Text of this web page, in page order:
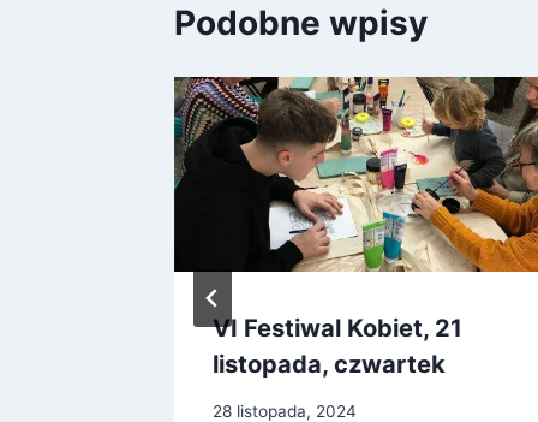
Podobne wpisy
VI Festiwal Kobiet, 21
listopada, czwartek
28 listopada, 2024